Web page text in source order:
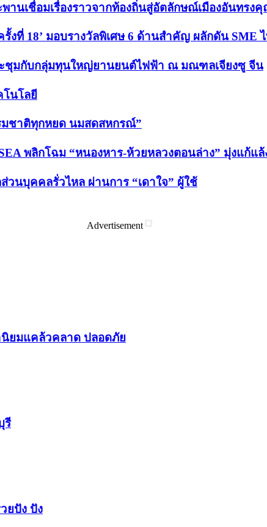
นเชื่อมเรื่องราวจากท้องถิ่นสู่อัตลักษณ์เมืองอันทรง
ที่ 18’ มอบรางวัลพิเศษ 6 ด้านสำคัญ ผลักดัน SME
ะชุมกับกลุ่มทุนใหญ่ยานยนต์ไฟฟ้า ณ มณฑลเจียงซู จีน
โนโลยี
ชาติทุกหยด นมสดสหกรณ์”
พลิกโฉม “หนองหาร-ห้วยหลวงตอนล่าง” มุ่งแก้แล้
วนบุคคลรั่วไหล ผ่านการ “เดาใจ” ผู้ใช้
Advertisement
นิยม​แคล้วคลาด​ ปลอดภัย​
รี
ยปัง​ ปัง​